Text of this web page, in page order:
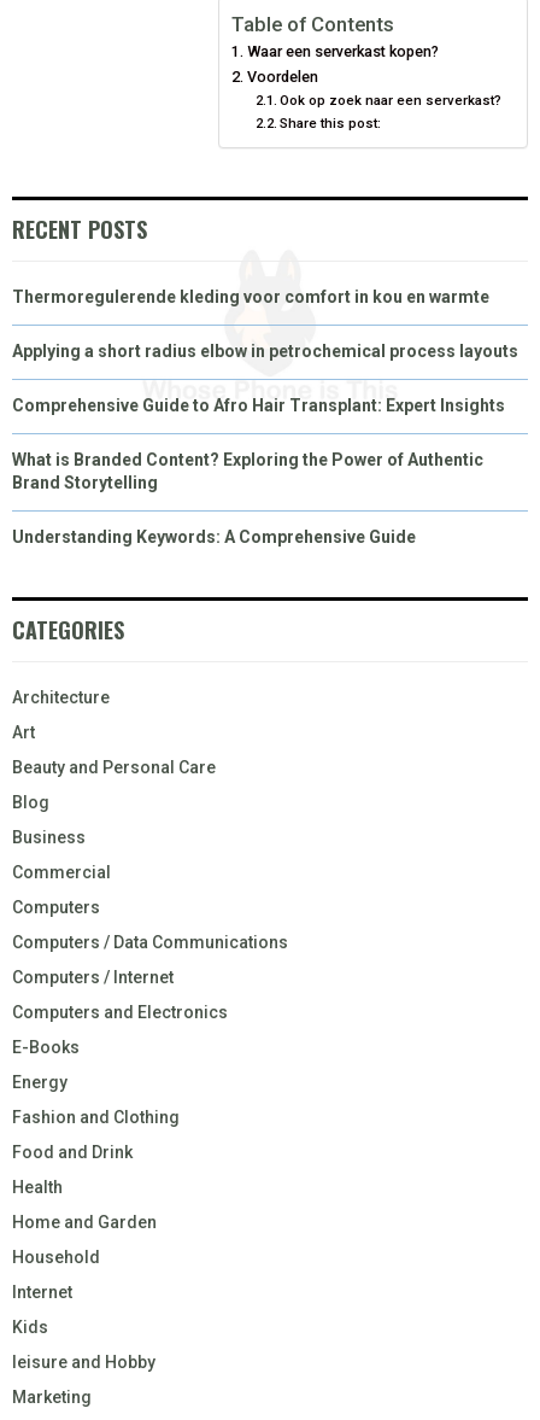
O
N
R
E
S
O
N
D
I
N
N
Table of Contents
Waar een serverkast kopen?
Voordelen
Ook op zoek naar een serverkast?
Share this post:
RECENT POSTS
Thermoregulerende kleding voor comfort in kou en warmte
Applying a short radius elbow in petrochemical process layouts
Comprehensive Guide to Afro Hair Transplant: Expert Insights
What is Branded Content? Exploring the Power of Authentic
Brand Storytelling
Understanding Keywords: A Comprehensive Guide
CATEGORIES
Architecture
Art
Beauty and Personal Care
Blog
Business
Commercial
Computers
Computers / Data Communications
Computers / Internet
Computers and Electronics
E-Books
Energy
Fashion and Clothing
Food and Drink
Health
Home and Garden
Household
Internet
Kids
leisure and Hobby
Marketing